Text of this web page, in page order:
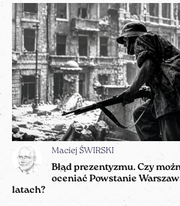
Maciej ŚWIRSKI
Błąd prezentyzmu. Czy
oceniać Powstanie
latach?